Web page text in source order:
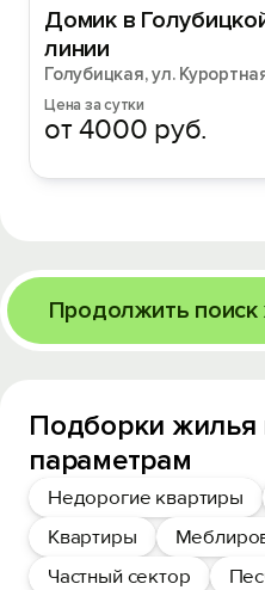
Домик в
линии
Голубицкая, ул.
Цена за сутки
от 4000 руб.
Продолжить поиск
Подборки жилья
параметрам
Недорогие квартиры
Квартиры
Частный сектор